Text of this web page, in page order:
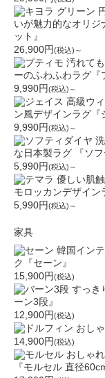
いが魅力的なオリジ
ット』
26,900円(税込)～
汚れて
ーのふわふわラグ『
9,990円(税込)～
高級ウ
ン風デザインラグ『
9,990円(税込)～
な日本製ラグ 『ソフ
5,990円(税込)～
優しい肌
モロッカンデザイン
5,990円(税込)～
家具
韓国イン
ク『セーン』
15,900円(税込)
すっき
ーン3段』
12,900円(税込)
おし
14,900円(税込)
おしゃ
『モルセル 直径